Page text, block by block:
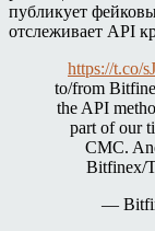
публикует
отслеживает API
https://t.co/
to/from
the API
part of our
CMC.
Bitfinex/
—